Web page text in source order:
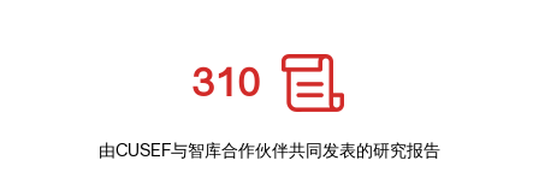
310
由CUSEF与智库合作伙伴共同发表的研究报告